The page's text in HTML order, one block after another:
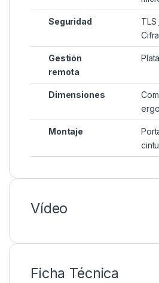
Seguridad
TLS
Gestión
remota
Dimensiones
Montaje
Vídeo
Ficha Técnica